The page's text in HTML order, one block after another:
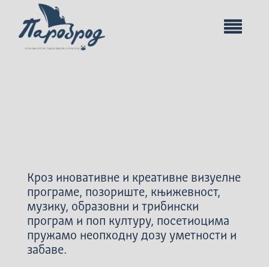
Кроз иновативне и креативне визуелне
програме, позориште, књижевност,
музику, образовни и трибински
програм и поп културу, посетиоцима
пружамо неопходну дозу уметности и
забаве.